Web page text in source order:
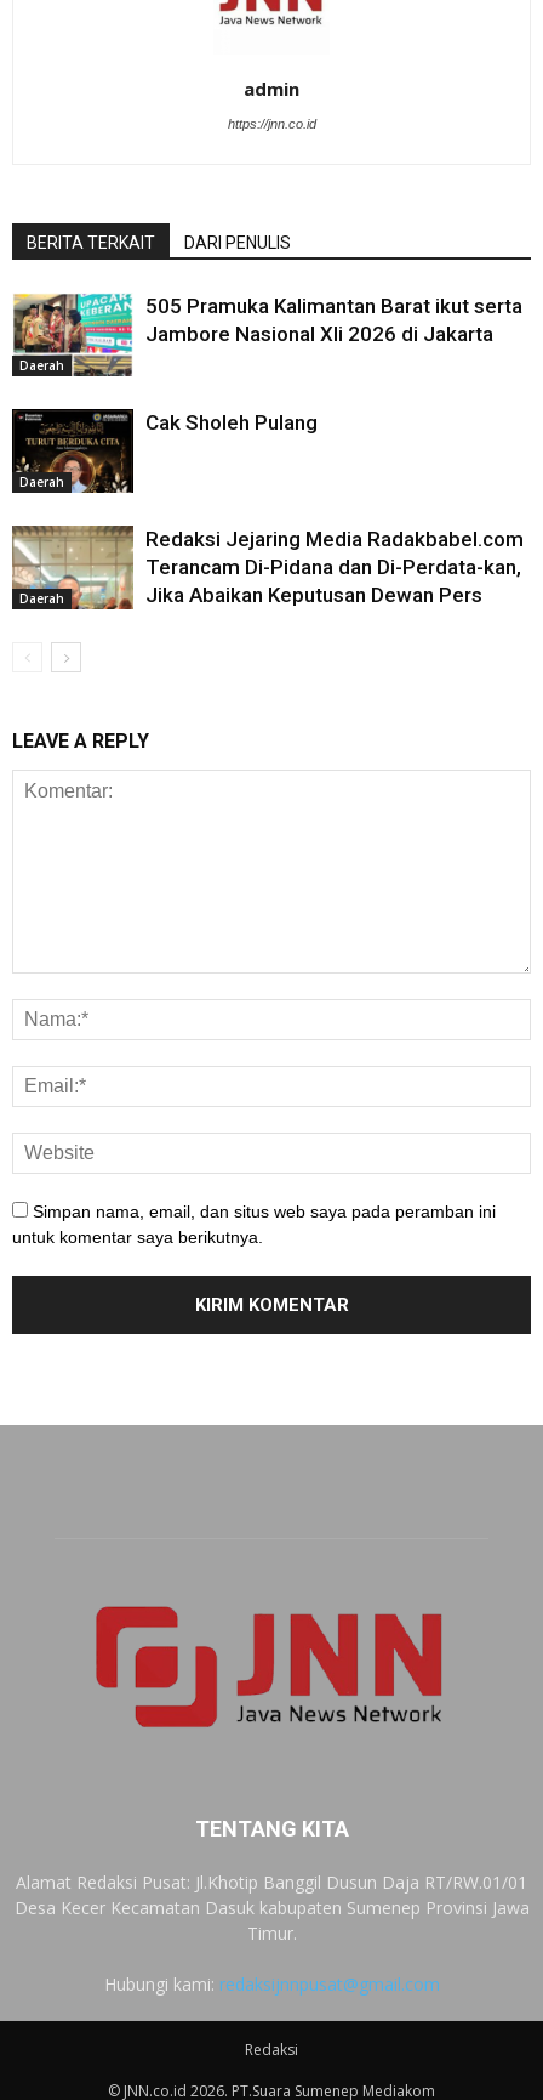
admin
https://jnn.co.id
BERITA TERKAIT DARI PENULIS
Daerah
505 Pramuka Kalimantan Barat ikut serta
Jambore Nasional XIi 2026 di Jakarta
Daerah
Cak Sholeh Pulang
Daerah
Redaksi Jejaring Media Radakbabel.com
Terancam Di-Pidana dan Di-Perdata-kan,
Jika Abaikan Keputusan Dewan Pers
LEAVE A REPLY
Simpan nama, email, dan situs web saya pada peramban ini
untuk komentar saya berikutnya.
TENTANG KITA
Alamat Redaksi Pusat: Jl.Khotip Banggil Dusun Daja RT/RW.01/01
Desa Kecer Kecamatan Dasuk kabupaten Sumenep Provinsi Jawa
Timur.
Hubungi kami: redaksijnnpusat@gmail.com
Redaksi
© JNN.co.id 2026. PT.Suara Sumenep Mediakom